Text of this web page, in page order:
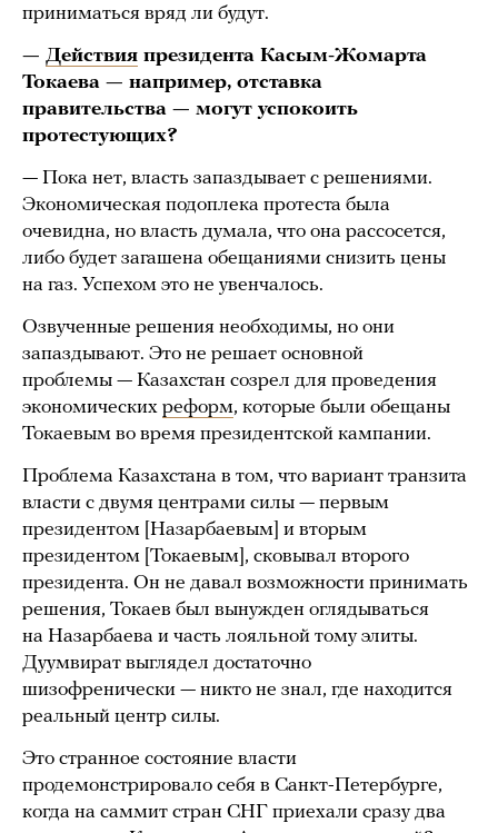
приниматься вряд ли будут.
— Действия президента Касым-Жомарта
Токаева — например, отставка
правительства — могут успокоить
протестующих?
— Пока нет, власть запаздывает с решениями.
Экономическая подоплека протеста была
очевидна, но власть думала, что она рассосется,
либо будет загашена обещаниями снизить цены
на газ. Успехом это не увенчалось.
Озвученные решения необходимы, но они
запаздывают. Это не решает основной
проблемы — Казахстан созрел для проведения
экономических реформ, которые были обещаны
Токаевым во время президентской кампании.
Проблема Казахстана в том, что вариант транзита
власти с двумя центрами силы — первым
президентом [Назарбаевым] и вторым
президентом [Токаевым], сковывал второго
президента. Он не давал возможности принимать
решения, Токаев был вынужден оглядываться
на Назарбаева и часть лояльной тому элиты.
Дуумвират выглядел достаточно
шизофренически — никто не знал, где находится
реальный центр силы.
Это странное состояние власти
продемонстрировало себя в Санкт-Петербурге,
когда на саммит стран СНГ приехали сразу два